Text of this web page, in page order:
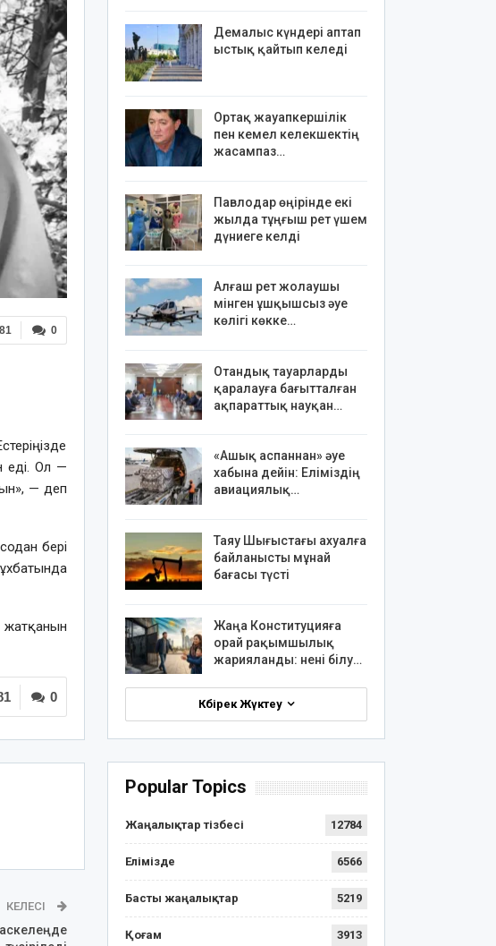
0
еді. Ол —
— деп
бері
жатқанын
0
КЕЛЕСІ
Демалыс күндері аптап
ыстық қайтып келеді
Ортақ жауапкершілік
пен кемел келекшектің
жасампаз…
Павлодар өңірінде екі
жылда тұңғыш рет үшем
дүниеге келді
Алғаш рет жолаушы
мінген ұшқышсыз әуе
көлігі көкке…
Отандық тауарларды
қаралауға бағытталған
ақпараттық науқан…
«Ашық аспаннан» әуе
хабына дейін: Еліміздің
авиациялық…
Таяу Шығыстағы ахуалға
байланысты мұнай
бағасы түсті
Жаңа Конституцияға
орай рақымшылық
жарияланды: нені білу…
Көбірек Жүктеу
Popular Topics
Жаңалықтар тізбесі 12784
Елімізде 6566
Басты жаңалықтар 5219
Қоғам 3913